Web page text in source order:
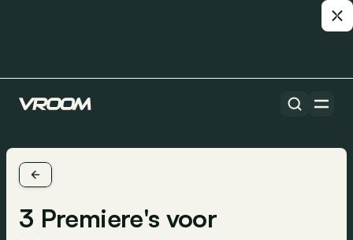
3 Premiere's voor